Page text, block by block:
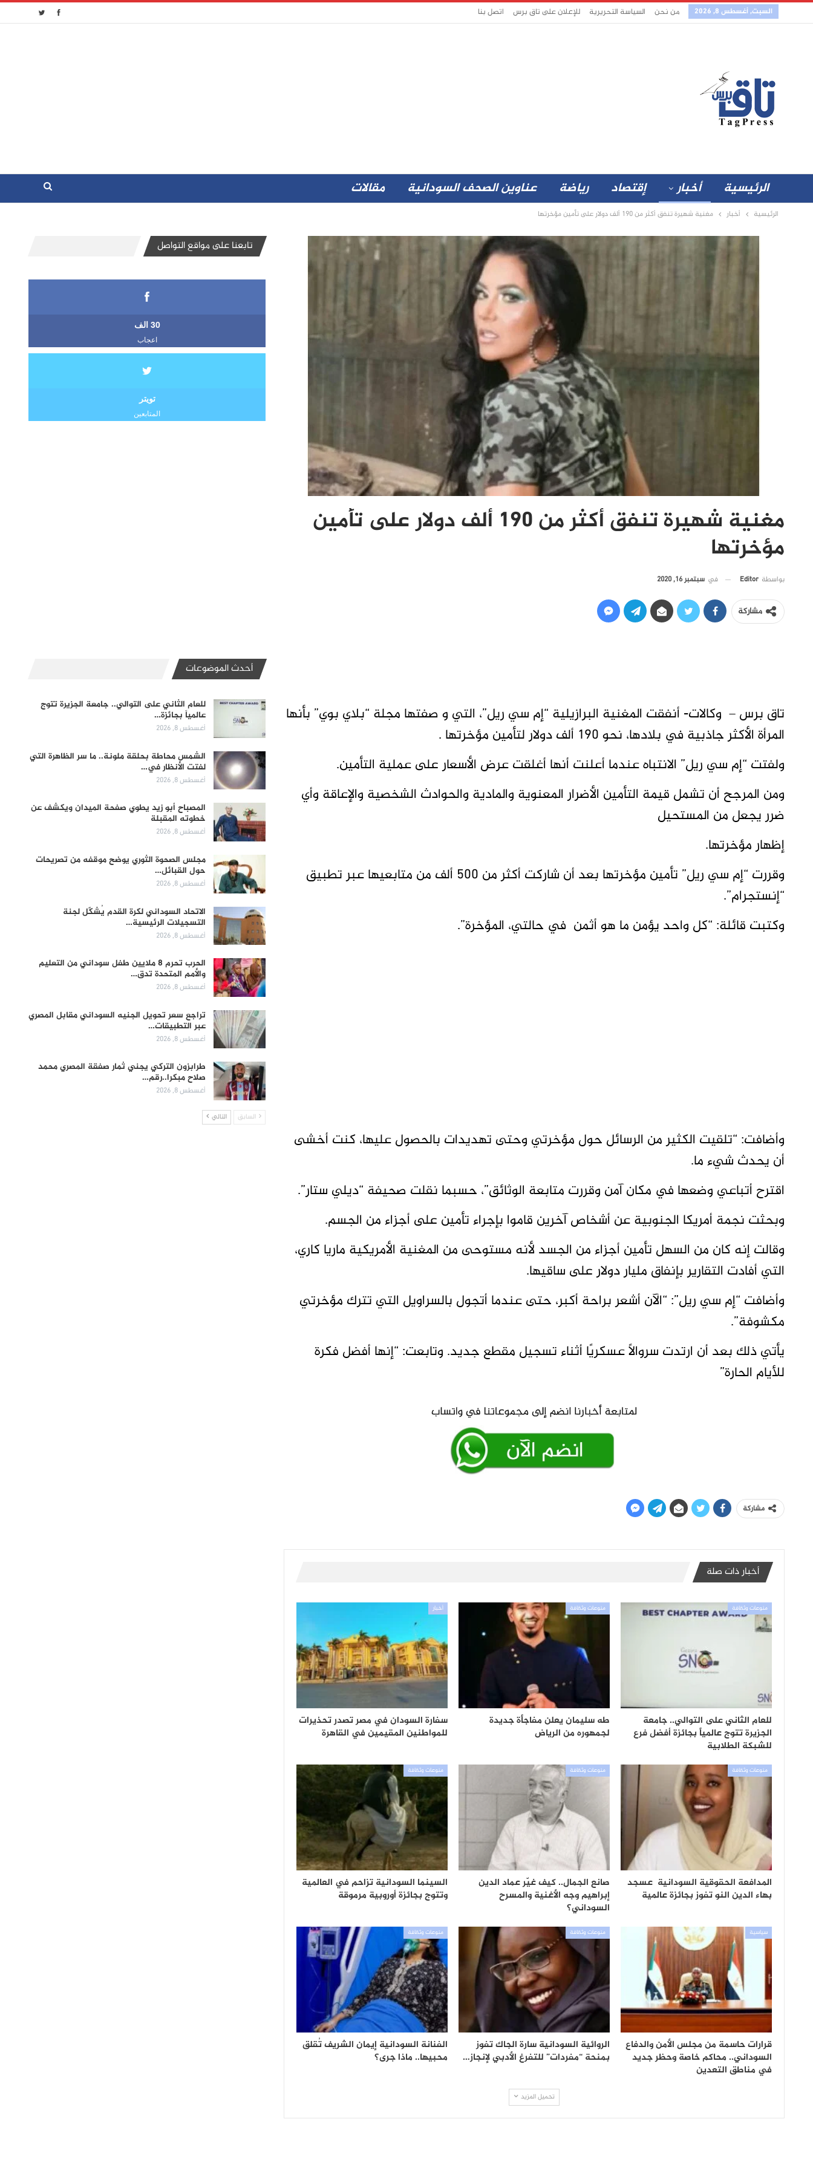
السبت, أغسطس 8, 2026 من نحن السياسة التحريرية للإعلان على تاق برس اتصل بنا
الرئيسية أخبار إقتصاد رياضة عناوين الصحف السودانية مقالات
الرئيسية أخبار مغنية شهيرة تنفق أكثر من 190 ألف دولار على تأمين مؤخرتها
مغنية شهيرة تنفق أكثر من 190 ألف دولار على تأمين
مؤخرتها
بواسطة Editor في سبتمبر 16, 2020
مشاركة
تاق برس – وكالات- أنفقت المغنية البرازيلية “إم سي ريل”، التي و صفتها مجلة “بلاي بوي” بأنها
المرأة الأكثر جاذبية في بلادها، نحو 190 ألف دولار لتأمين مؤخرتها .
ولفتت “إم سي ريل” الانتباه عندما أعلنت أنها أغلقت عرض الأسعار على عملية التأمين.
ومن المرجح أن تشمل قيمة التأمين الأضرار المعنوية والمادية والحوادث الشخصية والإعاقة وأي
ضرر يجعل من المستحيل
إظهار مؤخرتها.
وقررت “إم سي ريل” تأمين مؤخرتها بعد أن شاركت أكثر من 500 ألف من متابعيها عبر تطبيق
“إنستجرام”.
وكتبت قائلة: “كل واحد يؤمن ما هو أثمن في حالتي، المؤخرة”.
وأضافت: “تلقيت الكثير من الرسائل حول مؤخرتي وحتى تهديدات بالحصول عليها، كنت أخشى
أن يحدث شيء ما.
اقترح أتباعي وضعها في مكان آمن وقررت متابعة الوثائق”، حسبما نقلت صحيفة “ديلي ستار”.
وبحثت نجمة أمريكا الجنوبية عن أشخاص آخرين قاموا بإجراء تأمين على أجزاء من الجسم.
وقالت إنه كان من السهل تأمين أجزاء من الجسد لأنه مستوحى من المغنية الأمريكية ماريا كاري،
التي أفادت التقارير بإنفاق مليار دولار على ساقيها.
وأضافت “إم سي ريل”: “الآن أشعر براحة أكبر، حتى عندما أتجول بالسراويل التي تترك مؤخرتي
مكشوفة”.
يأتي ذلك بعد أن ارتدت سروالاً عسكريًا أثناء تسجيل مقطع جديد. وتابعت: “إنها أفضل فكرة
للأيام الحارة”
مشاركة
أخبار ذات صلة
منوعات وثقافة
للعام الثاني على التوالي.. جامعة
الجزيرة تتوج عالمياً بجائزة أفضل فرع
للشبكة الطلابية
منوعات وثقافة
طه سليمان يعلن مفاجأة جديدة
لجمهوره من الرياض
أخبار
سفارة السودان في مصر تصدر تحذيرات
للمواطنين المقيمين في القاهرة
منوعات وثقافة
المدافعة الحقوقية السودانية عسجد
بهاء الدين النو تفوز بجائزة عالمية
منوعات وثقافة
صانع الجمال.. كيف غيّر عماد الدين
إبراهيم وجه الأغنية والمسرح
السوداني؟
منوعات وثقافة
السينما السودانية تزاحم في العالمية
وتتوج بجائزة أوروبية مرموقة
سياسية
قرارات حاسمة من مجلس الأمن والدفاع
السوداني.. محاكم خاصة وحظر جديد
في مناطق التعدين
منوعات وثقافة
الروائية السودانية سارة الجاك تفوز
بمنحة “مفردات” للتفرغ الأدبي لإنجاز…
منوعات وثقافة
الفنانة السودانية إيمان الشريف تُقلق
محبيها.. ماذا جرى؟
تحميل المزيد
تابعنا على مواقع التواصل
30 الف
اعجاب
تويتر
المتابعين
أحدث الموضوعات
للعام الثاني على التوالي.. جامعة الجزيرة تتوج
عالمياً بجائزة…
أغسطس 8, 2026
الشمس محاطة بحلقة ملونة.. ما سر الظاهرة التي
لفتت الأنظار في…
أغسطس 8, 2026
المصباح أبو زيد يطوي صفحة الميدان ويكشف عن
خطوته المقبلة
أغسطس 8, 2026
مجلس الصحوة الثوري يوضح موقفه من تصريحات
حول القبائل…
أغسطس 8, 2026
الاتحاد السوداني لكرة القدم يُشكّل لجنة
التسجيلات الرئيسية…
أغسطس 8, 2026
الحرب تحرم 8 ملايين طفل سوداني من التعليم
والأمم المتحدة تدق…
أغسطس 8, 2026
تراجع سعر تحويل الجنيه السوداني مقابل المصري
عبر التطبيقات…
أغسطس 8, 2026
طرابزون التركي يجني ثمار صفقة المصري محمد
صلاح مبكرا..رقم…
أغسطس 8, 2026
السابق التالي